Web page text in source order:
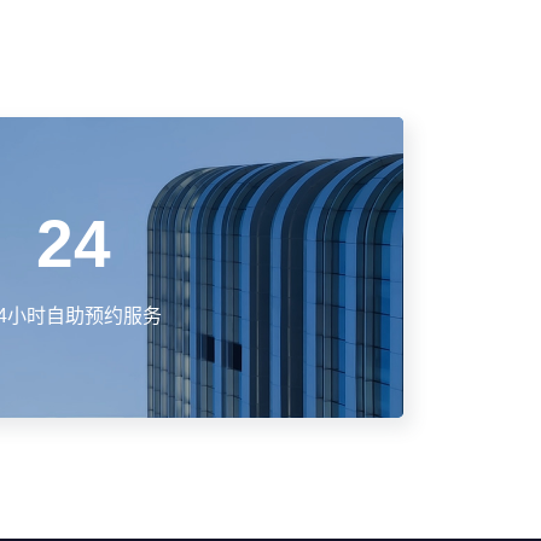
24
小时自助预约服务